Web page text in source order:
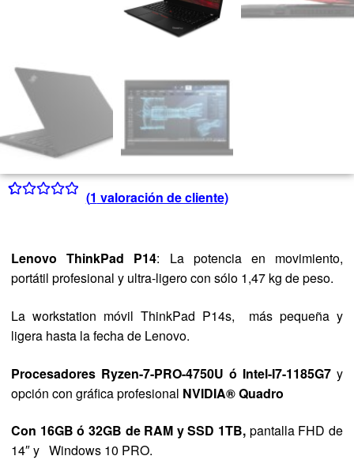
valoración de
un cliente
(1 valoración de cliente)
Lenovo ThinkPad P14: La potencia en movimiento,
portátil profesional y ultra-ligero con sólo 1,47 kg de peso.
La workstation móvil ThinkPad P14s, más pequeña y
ligera hasta la fecha de Lenovo.
Procesadores Ryzen-7-PRO-4750U ó Intel-I7-1185G7 y
opción con gráfica profesional NVIDIA® Quadro
Con 16GB ó 32GB de RAM y SSD 1TB, pantalla FHD de
14″ y Windows 10 PRO.